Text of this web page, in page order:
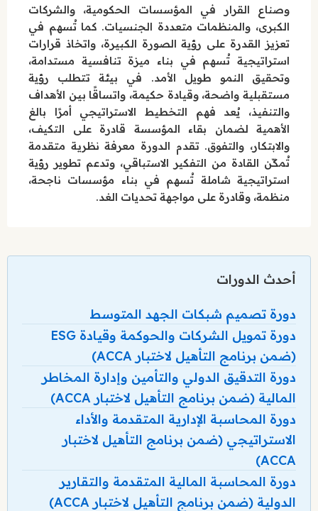
وصناع القرار في المؤسسات الحكومية، والشركات
الكبرى، والمنظمات متعددة الجنسيات. كما تُسهم في
تعزيز القدرة على رؤية الصورة الكبيرة، واتخاذ قرارات
استراتيجية تُسهم في بناء ميزة تنافسية مستدامة،
وتحقيق النمو طويل الأمد. في بيئة تتطلب رؤية
مستقبلية واضحة، وقيادة حكيمة، واتساقًا بين الأهداف
والتنفيذ، يُعد فهم التخطيط الاستراتيجي أمرًا بالغ
الأهمية لضمان بقاء المؤسسة قادرة على التكيف،
والابتكار، والتفوق. تقدم الدورة معرفة نظرية متقدمة
تُمكّن القادة من التفكير الاستباقي، وتدعم تطوير رؤية
استراتيجية شاملة تُسهم في بناء مؤسسات ناجحة،
منظمة، وقادرة على مواجهة تحديات الغد.
أحدث الدورات
دورة تصميم شبكات الجهد المتوسط
دورة تمويل الشركات والحوكمة وقيادة ESG
(ضمن برنامج التأهيل لاختبار ACCA)
دورة التدقيق الدولي والتأمين وإدارة المخاطر
المالية (ضمن برنامج التأهيل لاختبار ACCA)
دورة المحاسبة الإدارية المتقدمة والأداء
الاستراتيجي (ضمن برنامج التأهيل لاختبار
ACCA)
دورة المحاسبة المالية المتقدمة والتقارير
الدولية (ضمن برنامج التأهيل لاختبار ACCA)